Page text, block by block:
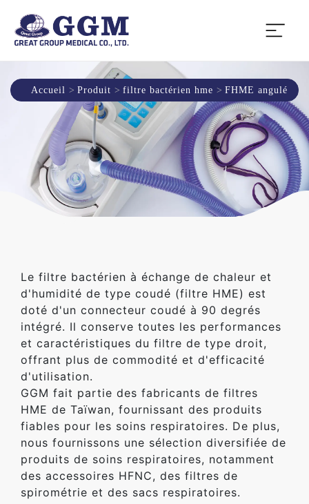
Accueil Produit filtre bactérien hme FHME angulé
Le filtre bactérien à échange de chaleur et
d'humidité de type coudé (filtre HME) est
doté d'un connecteur coudé à 90 degrés
intégré. Il conserve toutes les performances
et caractéristiques du filtre de type droit,
offrant plus de commodité et d'efficacité
d'utilisation.
GGM fait partie des fabricants de filtres
HME de Taïwan, fournissant des produits
fiables pour les soins respiratoires. De plus,
nous fournissons une sélection diversifiée de
produits de soins respiratoires, notamment
des accessoires HFNC, des filtres de
spirométrie et des sacs respiratoires.